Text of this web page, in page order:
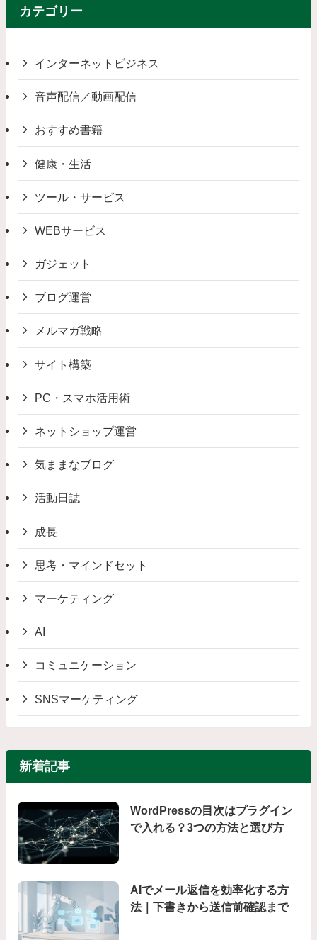
カテゴリー
インターネットビジネス
音声配信／動画配信
おすすめ書籍
健康・生活
ツール・サービス
WEBサービス
ガジェット
ブログ運営
メルマガ戦略
サイト構築
PC・スマホ活用術
ネットショップ運営
気ままなブログ
活動日誌
成長
思考・マインドセット
マーケティング
AI
コミュニケーション
SNSマーケティング
新着記事
WordPressの目次はプラグイン
で入れる？3つの方法と選び方
AIでメール返信を効率化する方
法｜下書きから送信前確認まで